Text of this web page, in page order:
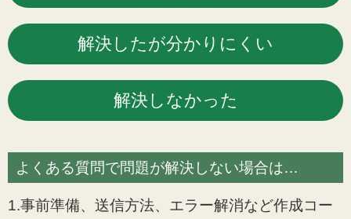
よくある質問で問題が解決しない場合は…
1.事前準備、送信方法、エラー解消など作成コー